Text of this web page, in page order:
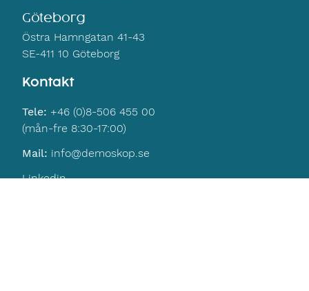
Göteborg
Östra Hamngatan 41-43
SE-411 10 Göteborg
Kontakt
Tele: +46 (0)8-506 455 00
(mån-fre 8:30-17:00)
Mail: info@demoskop.se
Linkedin